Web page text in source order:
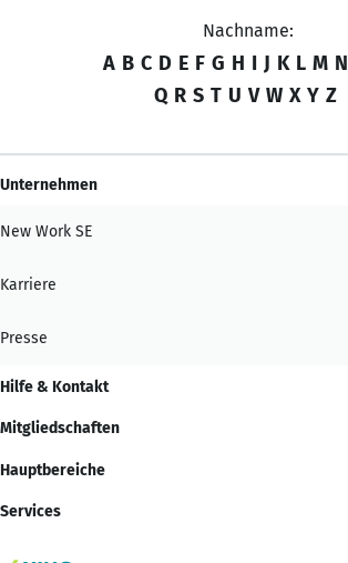
Nachname:
A B C D E F G H I J K L M N
Q R S T U V W X Y Z
Unternehmen
New Work SE
Karriere
Presse
Hilfe & Kontakt
Mitgliedschaften
Hauptbereiche
Services